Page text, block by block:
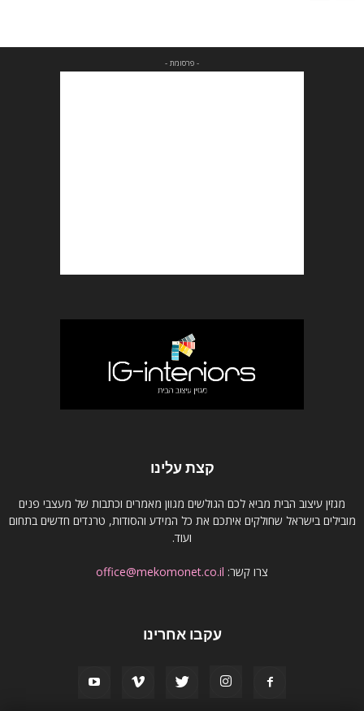
- פרסומת -
קצת עלינו
מגזין עיצוב הבית מביא לכם הגולשים מגוון מאמרים וכתבות של מעצבי פנים
מובילים בישראל שחולקים איתכם את כל המידע והסודות, טרנדים חדשים בתחום
ועוד.
צרו קשר: office@mekomonet.co.il
עקבו אחרינו